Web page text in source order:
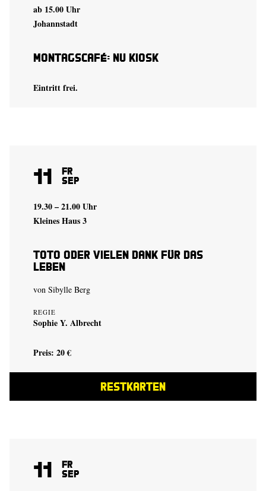
ab 15.00 Uhr
Johannstadt
Montagscafé: Nu Kiosk
Eintritt frei.
11 Fr
Sep
19.30 – 21.00 Uhr
Kleines Haus 3
Toto oder Vielen Dank für das
Leben
von Sibylle Berg
REGIE
Sophie Y. Albrecht
Preis: 20 €
RESTKARTEN
11 Fr
Sep